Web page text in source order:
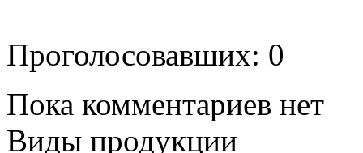
Проголосовавших: 0
Пока комментариев нет
Виды продукции